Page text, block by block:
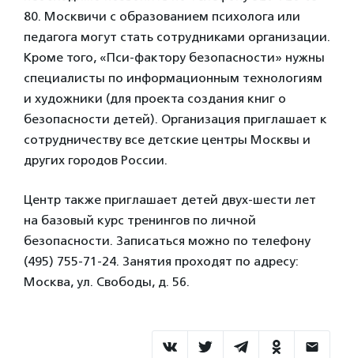
80. Москвичи с образованием психолога или
педагога могут стать сотрудниками организации.
Кроме того, «Пси-фактору безопасности» нужны
специалисты по информационным технологиям
и художники (для проекта создания книг о
безопасности детей). Организация приглашает к
сотрудничеству все детские центры Москвы и
других городов России.
Центр также приглашает детей двух-шести лет
на базовый курс тренингов по личной
безопасности. Записаться можно по телефону
(495) 755-71-24. Занятия проходят по адресу:
Москва, ул. Свободы, д. 56.